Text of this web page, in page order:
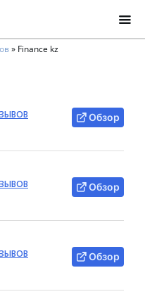
» Finance kz
Обзор
Обзор
Обзор